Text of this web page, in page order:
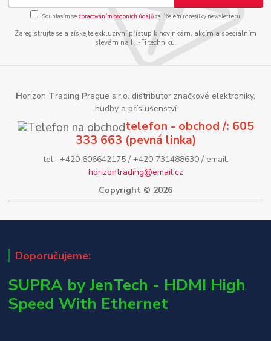
Souhlasím se zpracováním osobních údajůza účelem rozesílky newsletteru.
Zaregistrujte se a získejte exkluzivní přístup k novinkám, akcím a speciálním
slevám na Hi-Fi techniku.
Horizon Trading Prague s.r.o. distributor značkové elektroniky,
hudby a příslušenství
telefon - obchod /: 605
333 663 (pevná linka)
tel: +420 606642175 / +420 731488630 / email:
horizontrading@email.cz
Copyright © 2026
Doporučujeme:
SUPRA by JenTech - HDMI High
Speed With Ethernet